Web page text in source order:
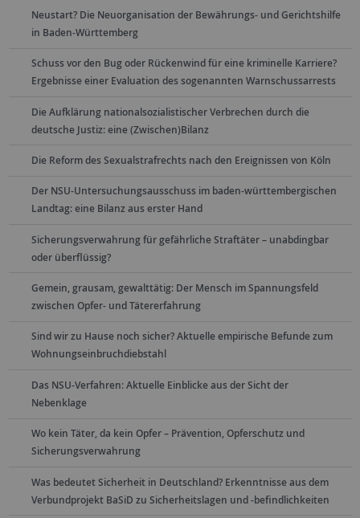
Neustart? Die Neuorganisation der Bewährungs- und Gerichtshilfe
in Baden-Württemberg
Schuss vor den Bug oder Rückenwind für eine kriminelle Karriere?
Ergebnisse einer Evaluation des sogenannten Warnschussarrests
Die Aufklärung nationalsozialistischer Verbrechen durch die
deutsche Justiz: eine (Zwischen)Bilanz
Die Reform des Sexualstrafrechts nach den Ereignissen von Köln
Der NSU-Untersuchungsausschuss im baden-württembergischen
Landtag: eine Bilanz aus erster Hand
Sicherungsverwahrung für gefährliche Straftäter – unabdingbar
oder überflüssig?
Gemein, grausam, gewalttätig: Der Mensch im Spannungsfeld
zwischen Opfer- und Tätererfahrung
Sind wir zu Hause noch sicher? Aktuelle empirische Befunde zum
Wohnungseinbruchdiebstahl
Das NSU-Verfahren: Aktuelle Einblicke aus der Sicht der
Nebenklage
Wo kein Täter, da kein Opfer – Prävention, Opferschutz und
Sicherungsverwahrung
Was bedeutet Sicherheit in Deutschland? Erkenntnisse aus dem
Verbundprojekt BaSiD zu Sicherheitslagen und -befindlichkeiten